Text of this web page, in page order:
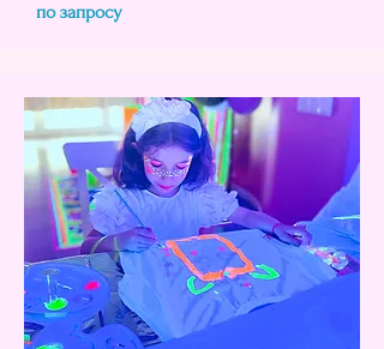
по запросу